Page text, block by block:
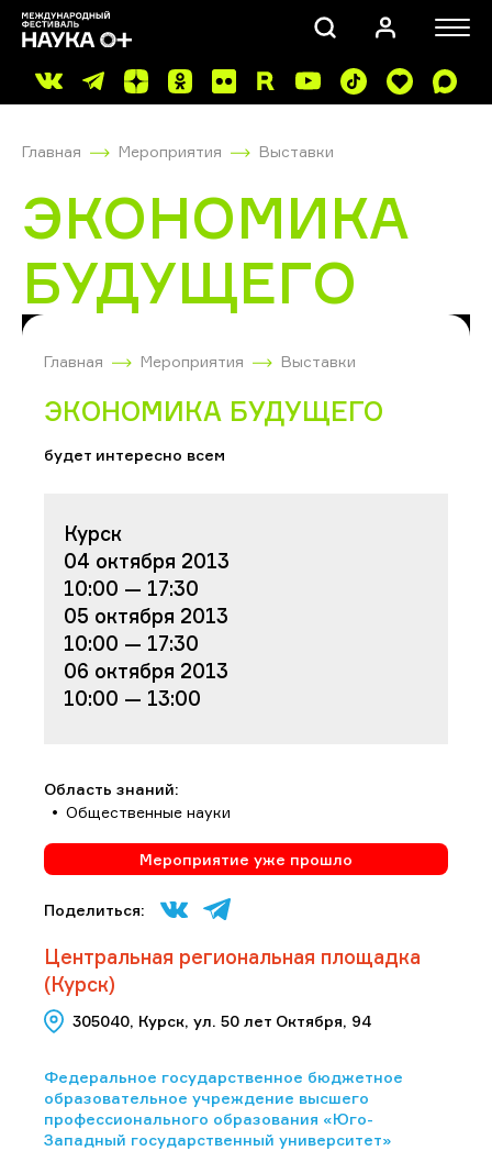
ПОИСК
Главная Мероприятия Выставки
ЭКОНОМИКА
БУДУЩЕГО
Главная Мероприятия Выставки
ЭКОНОМИКА БУДУЩЕГО
будет интересно всем
Курск
04 октября 2013
10:00 — 17:30
05 октября 2013
10:00 — 17:30
06 октября 2013
10:00 — 13:00
Область знаний:
Общественные науки
Мероприятие уже прошло
Поделиться:
Центральная региональная площадка
(Курск)
305040, Курск, ул. 50 лет Октября, 94
Федеральное государственное бюджетное
образовательное учреждение высшего
профессионального образования «Юго-
Западный государственный университет»